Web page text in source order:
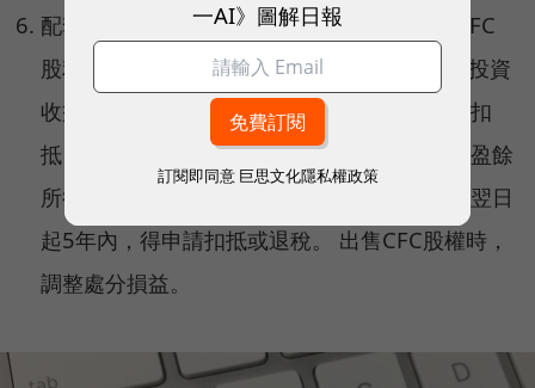
配套措施（避免重複課稅）： 之後實際獲配CFC
股利或盈餘時，以前年度已經依CFC制度認列投資
收益課稅，不再計入所得課稅。以及國外稅額扣
抵：已經依所得來源地稅法規定繳納之股利或盈餘
所得稅，於認列投資收益年度申報期間屆滿之翌日
起5年內，得申請扣抵或退稅。 出售CFC股權時，
調整處分損益。
一AI》圖解日報
訂閱即同意 巨思文化隱私權政策